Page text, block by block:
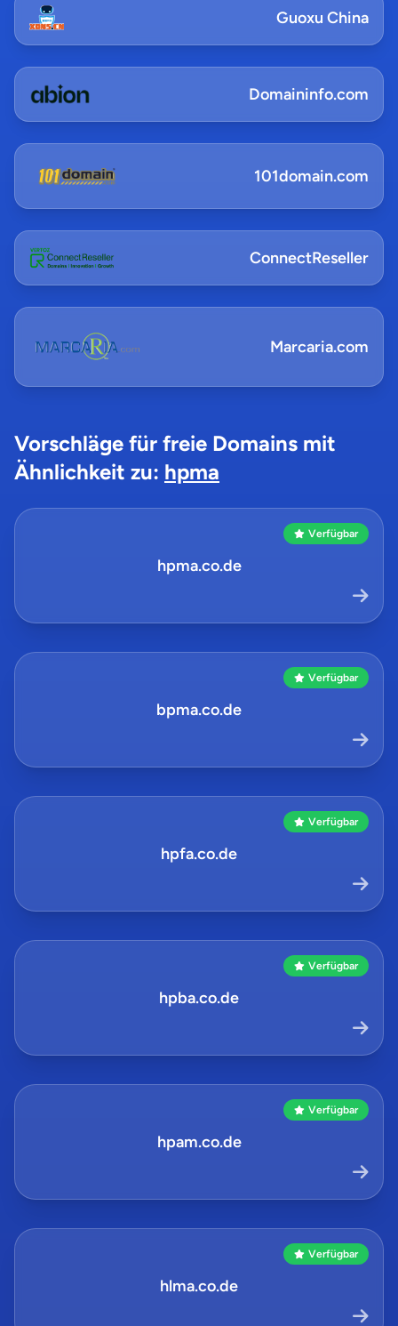
Guoxu China
Domaininfo.com
101domain.com
ConnectReseller
Marcaria.com
Vorschläge für freie Domains mit
Ähnlichkeit zu: hpma
Verfügbar
hpma.co.de
Verfügbar
bpma.co.de
Verfügbar
hpfa.co.de
Verfügbar
hpba.co.de
Verfügbar
hpam.co.de
Verfügbar
hlma.co.de